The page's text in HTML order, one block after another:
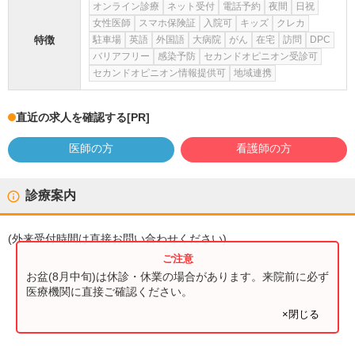
特徴
オンライン診療 ネット受付 電話予約 夜間
日祝
女性医師
スマホ保険証 入院可 キッズ
クレカ
駐車場
英語 外国語 大病院 がん 在宅 訪問
DPC
バリアフリー
感染予防
セカンドオピニオン受診可
セカンドオピニオン情報提供可
地域連携
直近の求人を確認する[PR]
医師の方 看護師の方
診療案内
(外来受付時間は直接お問い合わせください)
お盆(8月中旬)は休診・休業の場合があります。来院前に必ず
医療機関に直接ご確認ください。
×閉じる